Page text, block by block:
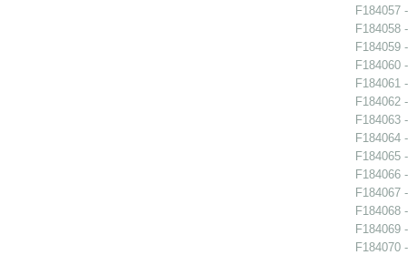
F184057
F184058
F184059
F184060
F184061
F184062
F184063
F184064
F184065
F184066
F184067
F184068
F184069
F184070